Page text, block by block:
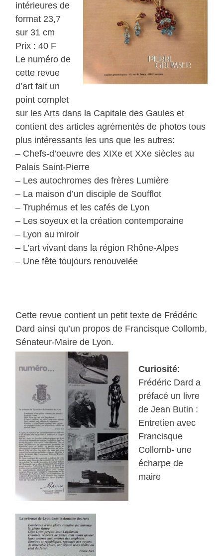
intérieures de
format 23,7
sur 31 cm
Prix : 40 F
Le numéro de
cette revue
d’art fait un
point complet
sur les Arts dans la Capitale des Gaules et
contient des articles agrémentés de photos tous
plus intéressants les uns que les autres:
– Chefs-d’oeuvre des XIXe et XXe siècles au
Palais Saint-Pierre
– Les autochromes des frères Lumière
– La maison d’un disciple de Soufflot
– Truphémus et les cafés de Lyon
– Les soyeux et la création contemporaine
– Lyon au miroir
– L’art vivant dans la région Rhône-Alpes
– Une fête toujours renouvelée
Cette revue contient un petit texte de Frédéric
Dard ainsi qu’un propos de Francisque Collomb,
Sénateur-Maire de Lyon.
Curiosité:
Frédéric Dard a
préfacé un livre
de Jean Butin :
Entretien avec
Francisque
Collomb- une
écharpe de
maire